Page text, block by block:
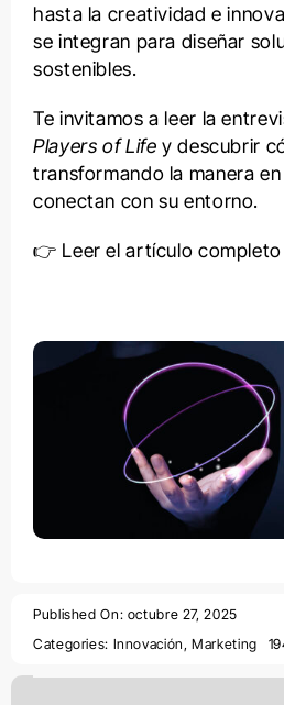
hasta la creatividad e
se integran para diseñar
sostenibles.
Te invitamos a leer la
Players of Life y descubrir
transformando la manera
conectan con su entorno.
👉 Leer el artículo completo
Published On: octubre 27, 2025
Categories: Innovación ,Marketing